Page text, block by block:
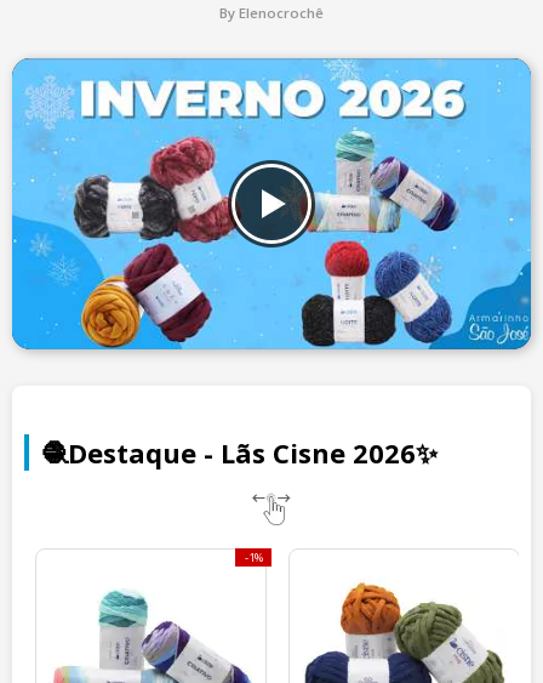
By Elenocrochê
🧶Destaque - Lãs Cisne 2026✨
1%